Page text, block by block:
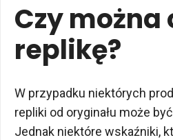
Czy można
replikę?
W przypadku niektórych
repliki od oryginału może
Jednak niektóre wskaźniki,